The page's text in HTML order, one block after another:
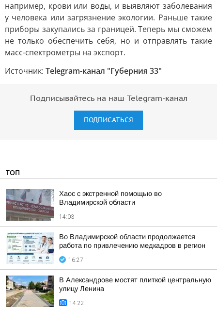
например, крови или воды, и выявляют заболевания
у человека или загрязнение экологии. Раньше такие
приборы закупались за границей. Теперь мы сможем
не только обеспечить себя, но и отправлять такие
масс-спектрометры на экспорт.
Источник: Telegram-канал "Губерния 33"
Подписывайтесь на наш Telegram-канал
ПОДПИСАТЬСЯ
ТОП
Хаос с экстренной помощью во
Владимирской области
14:03
Во Владимирской области продолжается
работа по привлечению медкадров в регион
16:27
В Александрове мостят плиткой центральную
улицу Ленина
14:22